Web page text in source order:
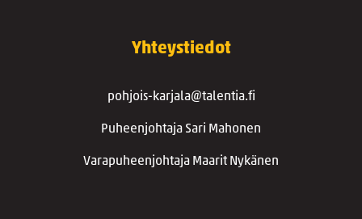
Yhteystiedot
pohjois-karjala@talentia.fi
Puheenjohtaja Sari Mahonen
Varapuheenjohtaja Maarit Nykänen